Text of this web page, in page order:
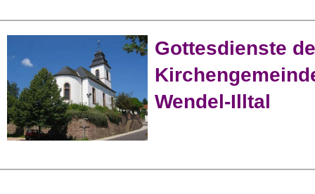
Gottesdienste
Wendel-Illtal